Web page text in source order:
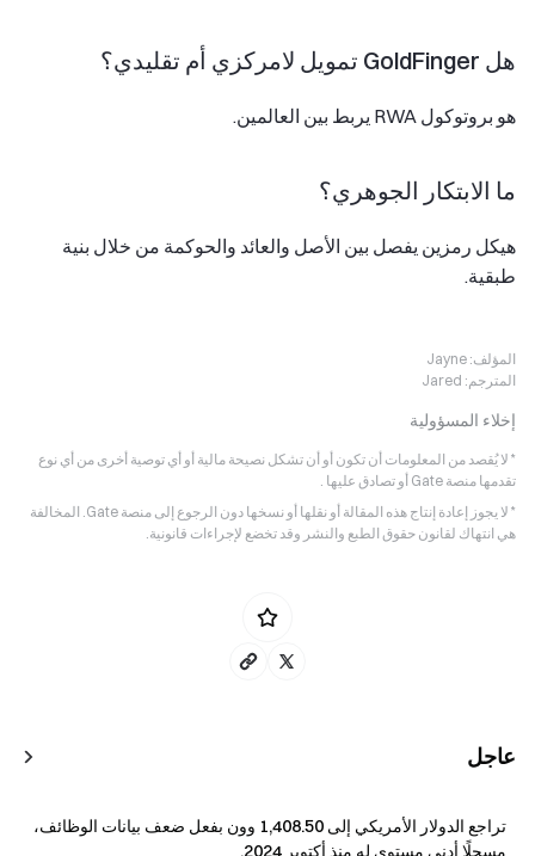
هل GoldFinger تمويل لامركزي أم تقليدي؟
هو بروتوكول RWA يربط بين العالمين.
ما الابتكار الجوهري؟
هيكل رمزين يفصل بين الأصل والعائد والحوكمة من خلال بنية
طبقية.
المؤلف: Jayne
المترجم: Jared
إخلاء المسؤولية
* لا يُقصد من المعلومات أن تكون أو أن تشكل نصيحة مالية أو أي توصية أخرى من أي نوع
تقدمها منصة Gate أو تصادق عليها .
* لا يجوز إعادة إنتاج هذه المقالة أو نقلها أو نسخها دون الرجوع إلى منصة Gate. المخالفة
هي انتهاك لقانون حقوق الطبع والنشر وقد تخضع لإجراءات قانونية.
عاجل
تراجع الدولار الأمريكي إلى 1,408.50 وون بفعل ضعف بيانات الوظائف،
مسجلًا أدنى مستوى له منذ أكتوبر 2024.